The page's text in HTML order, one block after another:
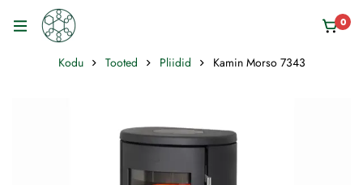
0
Kodu Tooted Pliidid Kamin Morso 7343